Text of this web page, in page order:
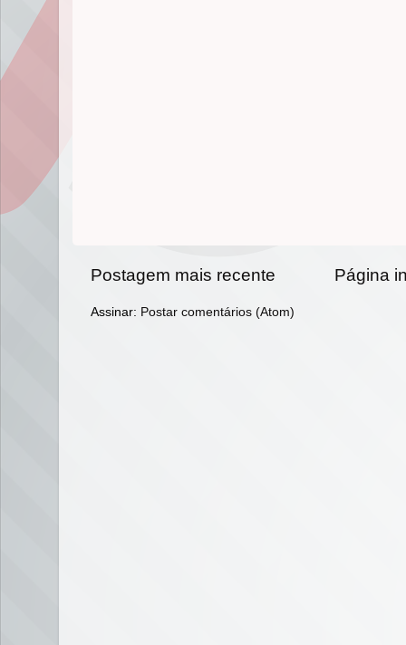
Postagem mais recente Página
Assinar: Postar comentários (Atom)